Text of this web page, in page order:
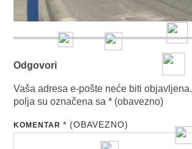
Odgovori
Vaša adresa e-pošte neće biti objavljena.
polja su označena sa* (obavezno)
KOMENTAR* (OBAVEZNO)